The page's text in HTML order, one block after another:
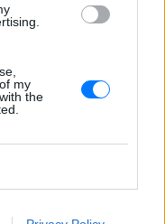
my
the
επιθετικός σκόραρε
φιλικής αναμέτρησης
σε
στη Μήλο:
μετά το
η Υπηρεσία Πολιτικής
το επικίνδυνο